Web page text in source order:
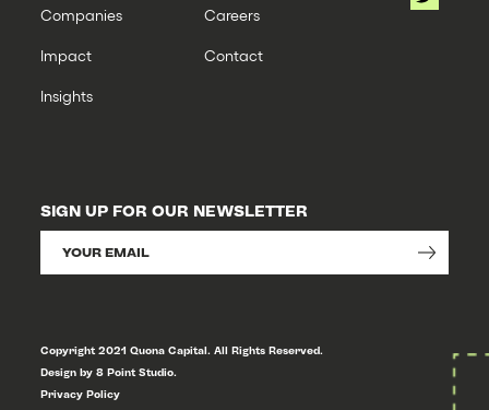
Companies
Impact
Insights
Careers
Contact
SIGN UP FOR OUR NEWSLETTER
Copyright 2021 Quona Capital. All Rights Reserved.
Design by 8 Point Studio.
Privacy Policy